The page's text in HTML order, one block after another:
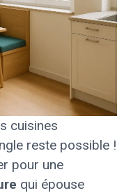
cuisines
reste possible !
pour une
qui épouse